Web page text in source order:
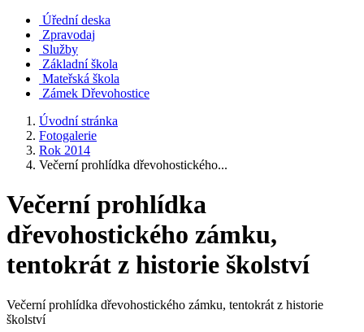
Úřední deska
Zpravodaj
Služby
Základní škola
Mateřská škola
Zámek Dřevohostice
Úvodní stránka
Fotogalerie
Rok 2014
Večerní prohlídka dřevohostického...
Večerní prohlídka
dřevohostického zámku,
tentokrát z historie školství
Večerní prohlídka dřevohostického zámku, tentokrát z historie
školství